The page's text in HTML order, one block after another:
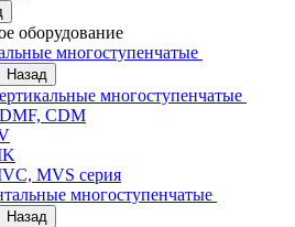
оборудование
многоступенчатые
Назад
многоступенчатые
CDM
MVS серия
многоступенчатые
Назад